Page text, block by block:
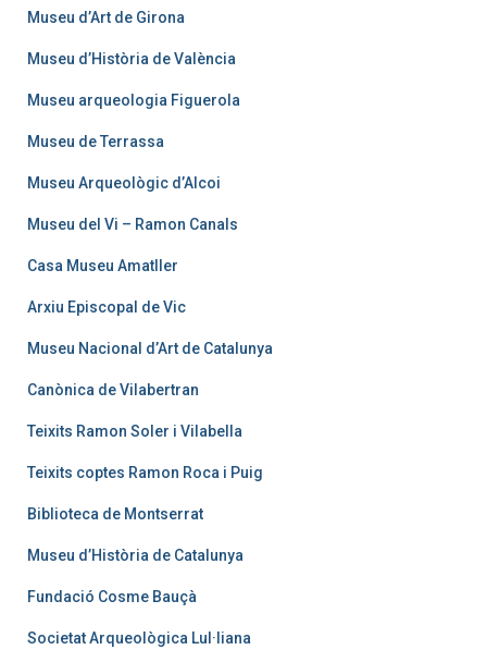
Museu d’Art de Girona
Museu d’Història de València
Museu arqueologia Figuerola
Museu de Terrassa
Museu Arqueològic d’Alcoi
Museu del Vi – Ramon Canals
Casa Museu Amatller
Arxiu Episcopal de Vic
Museu Nacional d’Art de Catalunya
Canònica de Vilabertran
Teixits Ramon Soler i Vilabella
Teixits coptes Ramon Roca i Puig
Biblioteca de Montserrat
Museu d’Història de Catalunya
Fundació Cosme Bauçà
Societat Arqueològica Lul·liana